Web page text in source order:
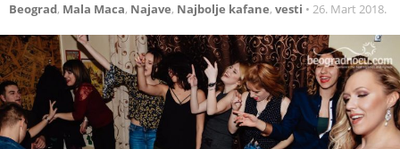
Beograd, Mala Maca, Najave, Najbolje kafane, vesti • 26. Mart 2018.